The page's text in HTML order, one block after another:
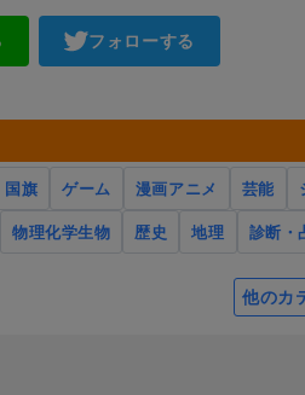
フォローする
国旗 ゲーム 漫画アニメ 芸能
物理化学生物 歴史 地理 診断・
他のカ